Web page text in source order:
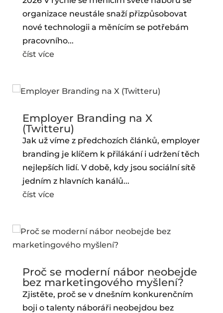
organizace neustále snaží přizpůsobovat
nové technologii a měnícím se potřebám
pracovního...
číst více
Employer Branding na X
(Twitteru)
Jak už víme z předchozích článků, employer
branding je klíčem k přilákání i udržení těch
nejlepších lidí. V době, kdy jsou sociální sítě
jedním z hlavních kanálů...
číst více
Proč se moderní nábor neobejde
bez marketingového myšlení?
Zjistěte, proč se v dnešním konkurenčním
boji o talenty náboráři neobejdou bez